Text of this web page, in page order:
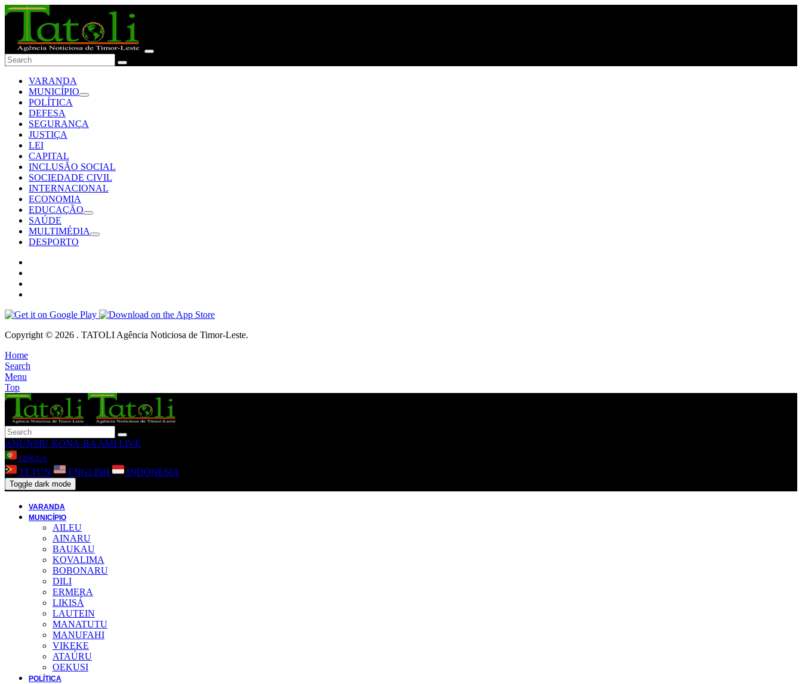
VARANDA
MUNICÍPIO
POLÍTICA
DEFESA
SEGURANÇA
JUSTIÇA
LEI
CAPITAL
INCLUSÃO SOCIAL
SOCIEDADE CIVIL
INTERNACIONAL
ECONOMIA
EDUCAÇÃO
SAÚDE
MULTIMÉDIA
DESPORTO
Copyright © 2026 . TATOLI Agência Noticiosa de Timor-Leste.
Home
Search
Menu
Top
ANUNSIU KONA-BA AMI LIVE
LINGUA
TETUN ENGLISH INDONESIA
Toggle dark mode
VARANDA
MUNICÍPIO
AILEU
AINARU
BAUKAU
KOVALIMA
BOBONARU
DILI
ERMERA
LIKISÁ
LAUTEIN
MANATUTU
MANUFAHI
VIKEKE
ATAÚRU
OEKUSI
POLÍTICA